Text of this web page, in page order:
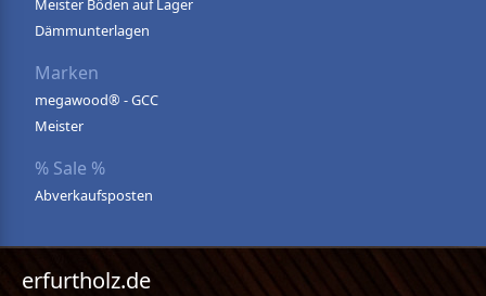
Meister Böden auf Lager
Dämmunterlagen
Marken
megawood® - GCC
Meister
% Sale %
Abverkaufsposten
erfurtholz.de